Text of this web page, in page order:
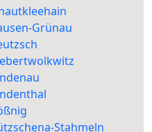
Grünau
Stahmeln